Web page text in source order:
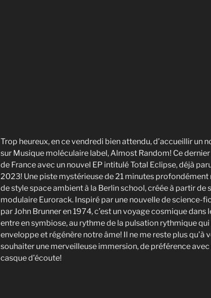
Trop heureux, en ce vendredi bien attendu, d’accueillir un
sur Musique moléculaire label, Almost Random! Ce
de France avec un nouvel EP intitulé Total Eclipse, déjà
2023! Une piste mystérieuse de 21 minutes profondément
de style space ambient à la Berlin school, créée à partir de
modulaire Eurorack. Inspiré par une nouvelle de science-
par John Brunner en 1974, c’est un voyage cosmique dans
entre en symbiose, au rythme de la pulsation rythmique qui
enveloppe et régénère notre âme! Il ne me reste plus qu’à
souhaiter une merveilleuse immersion, de préférence avec
casque d’écoute!